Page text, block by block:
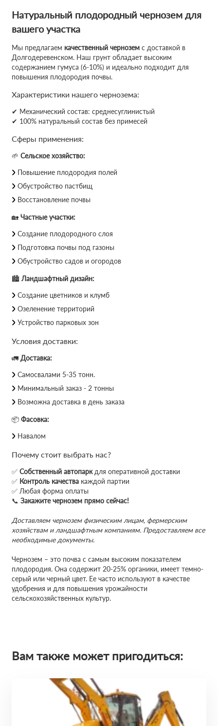
Натуральный плодородный чернозем для
вашего участка
Мы предлагаем качественный чернозем с доставкой в
Долгодеревенском. Наш грунт обладает высоким
содержанием гумуса (6-10%) и идеально подходит для
повышения плодородия почвы.
Характеристики нашего чернозема:
✔ Механический состав: среднесуглинистый
✔ 100% натуральный состав без примесей
Сферы применения:
🌱 Сельское хозяйство:
Повышение плодородия полей
Обустройство пастбищ
Восстановление почвы
🏡 Частные участки:
Создание плодородного слоя
Подготовка почвы под газоны
Обустройство садов и огородов
🏙 Ландшафтный дизайн:
Создание цветников и клумб
Озеленение территорий
Устройство парковых зон
Условия доставки:
🚛 Доставка:
Самосвалами 5-35 тонн.
Минимальный заказ - 2 тонны
Возможна доставка в день заказа
📦 Фасовка:
Навалом
Почему стоит выбрать нас?
✅ Собственный автопаркдля оперативной доставки
✅ Контроль качества каждой партии
✅ Любая форма оплаты
📞 Закажите чернозем прямо сейчас!
Доставляем чернозем физическим лицам, фермерским
хозяйствам и ландшафтным компаниям. Предоставляем все
необходимые документы.
Чернозем – это почва с самым высоким показателем
плодородия. Она содержит 20-25% органики, имеет темно-
серый или черный цвет. Ее часто используют в качестве
удобрения и для повышения урожайности
сельскохозяйственных культур.
Вам также может пригодиться: